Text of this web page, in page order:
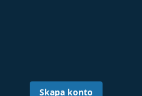
Skapa konto